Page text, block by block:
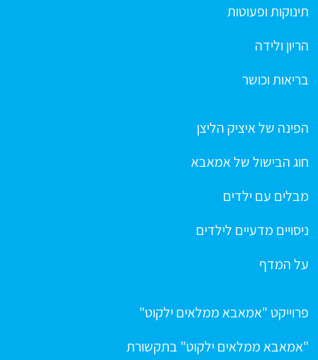
תינוקות ופעוטות
הריון ולידה
בריאות וכושר
הפינה של איציק הליצן
חוג הבישול של אמאבא
מבלים עם ילדים
ניסויים מדעיים לילדים
על המדף
פרוייקט "אמאבא ממלאים ילקוט"
"אמאבא ממלאים ילקוט" בתקשורת